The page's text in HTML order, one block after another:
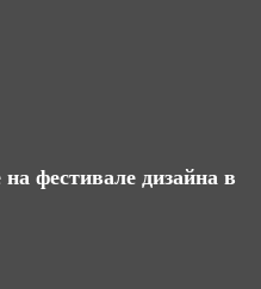
фестивале дизайна в